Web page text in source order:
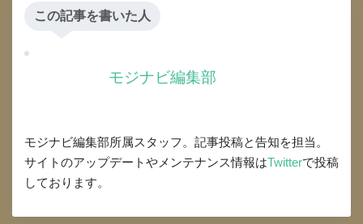
この記事を書いた人
モジナビ編集部
モジナビ編集部所属スタッフ。記事投稿と告知を担当。
サイトのアップデートやメンテナンス情報はTwitterで投稿
しております。